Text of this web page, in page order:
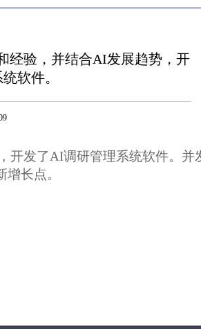
经验，并结合AI发展趋势，开
软件。
开发了AI调研管理系统软件。并
增长点。